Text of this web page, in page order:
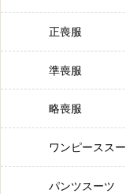
正喪服
準喪服
略喪服
ワンピースス
パンツスーツ